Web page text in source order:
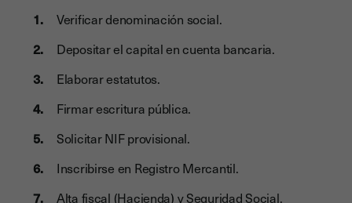
Verificar denominación social.
Depositar el capital en cuenta bancaria.
Elaborar estatutos.
Firmar escritura pública.
Solicitar NIF provisional.
Inscribirse en Registro Mercantil.
Alta fiscal (Hacienda) y Seguridad Social.